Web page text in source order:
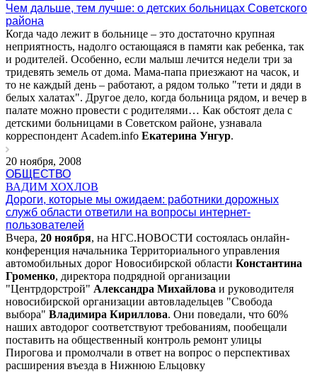
Чем дальше, тем лучше: о детских больницах Советского
района
Когда чадо лежит в больнице – это достаточно крупная
неприятность, надолго остающаяся в памяти как ребенка, так
и родителей. Особенно, если малыш лечится недели три за
тридевять земель от дома. Мама-папа приезжают на часок, и
то не каждый день – работают, а рядом только "тети и дяди в
белых халатах". Другое дело, когда больница рядом, и вечер в
палате можно провести с родителями… Как обстоят дела с
детскими больницами в Советском районе, узнавала
корреспондент Academ.info Екатерина Унгур.
20 ноября, 2008
ОБЩЕСТВО
ВАДИМ ХОХЛОВ
Дороги, которые мы ожидаем: работники дорожных
служб области ответили на вопросы интернет-
пользователей
Вчера, 20 ноября, на НГС.НОВОСТИ состоялась онлайн-
конференция начальника Территориального управления
автомобильных дорог Новосибирской области Константина
Громенко, директора подрядной организации
"Центрдорстрой" Александра Михайлова и руководителя
новосибирской организации автовладельцев "Свобода
выбора" Владимира Кириллова. Они поведали, что 60%
наших автодорог соответствуют требованиям, пообещали
поставить на общественный контроль ремонт улицы
Пирогова и промолчали в ответ на вопрос о перспективах
расширения въезда в Нижнюю Ельцовку